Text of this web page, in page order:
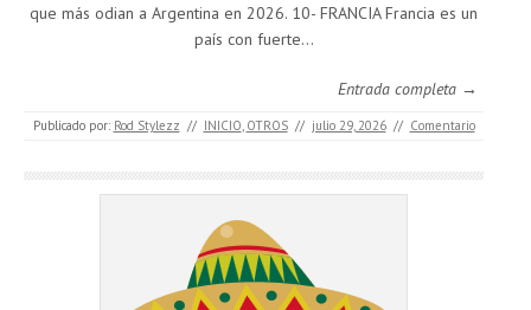
que más odian a Argentina en 2026. 10- FRANCIA Francia es un
país con fuerte…
Entrada completa →
Publicado por: Rod Stylezz // INICIO, OTROS // julio 29, 2026 // Comentario